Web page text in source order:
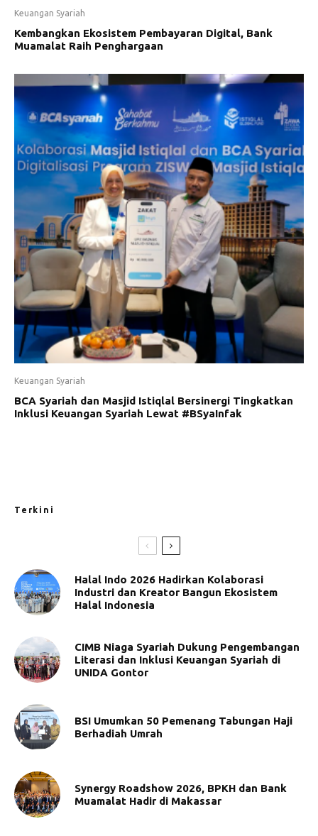
Keuangan Syariah
Kembangkan Ekosistem Pembayaran Digital, Bank
Muamalat Raih Penghargaan
Keuangan Syariah
BCA Syariah dan Masjid Istiqlal Bersinergi Tingkatkan
Inklusi Keuangan Syariah Lewat #BSyaInfak
Terkini
Halal Indo 2026 Hadirkan Kolaborasi
Industri dan Kreator Bangun Ekosistem
Halal Indonesia
CIMB Niaga Syariah Dukung Pengembangan
Literasi dan Inklusi Keuangan Syariah di
UNIDA Gontor
BSI Umumkan 50 Pemenang Tabungan Haji
Berhadiah Umrah
Synergy Roadshow 2026, BPKH dan Bank
Muamalat Hadir di Makassar